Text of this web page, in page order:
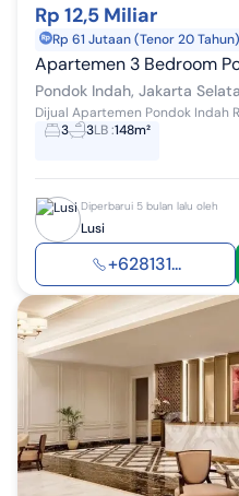
Rp 12,5 Miliar
Rp 61 Jutaan (Tenor 20 Tahun)
Apartemen 3 Bedroom
Pondok Indah, Jakarta
3
3LB:148m²
Diperbarui 5 bulan lalu oleh
Lusi
+628131...